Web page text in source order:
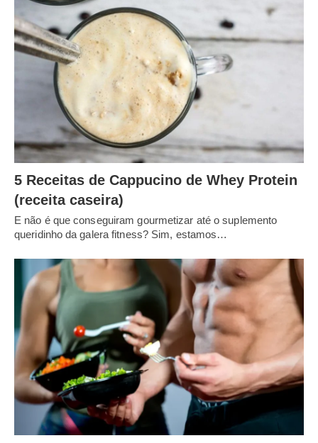
5 Receitas de Cappucino de Whey Protein
(receita caseira)
E não é que conseguiram gourmetizar até o suplemento
queridinho da galera fitness? Sim, estamos…